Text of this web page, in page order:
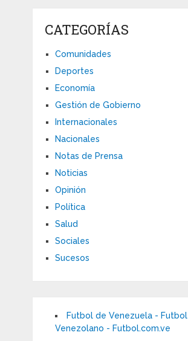
CATEGORÍAS
Comunidades
Deportes
Economía
Gestión de Gobierno
Internacionales
Nacionales
Notas de Prensa
Noticias
Opinión
Política
Salud
Sociales
Sucesos
Futbol de Venezuela - Futbol
Venezolano - Futbol.com.ve